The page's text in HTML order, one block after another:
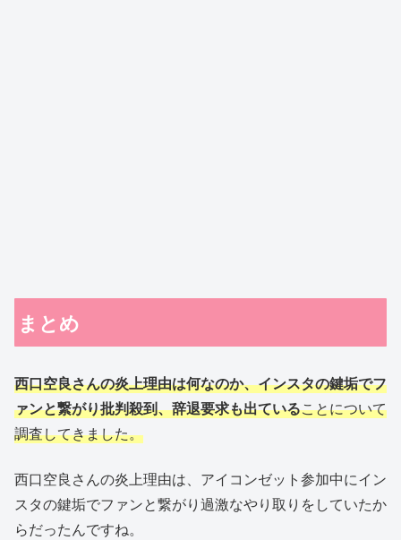
まとめ
西口空良さんの炎上理由は何なのか、インスタの鍵垢でフ
ァンと繋がり批判殺到、辞退要求も出ていることについて
調査してきました。
西口空良さんの炎上理由は、アイコンゼット参加中にイン
スタの鍵垢でファンと繋がり過激なやり取りをしていたか
らだったんですね。